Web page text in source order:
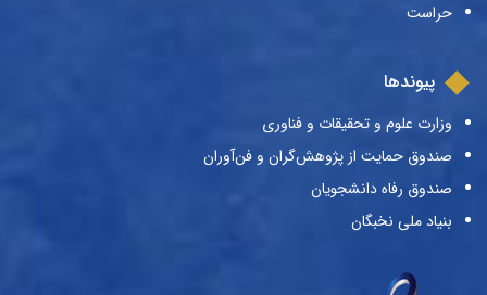
حراست
پیوندها
وزارت علوم و تحقیقات و فناوری
صندوق حمایت از پژوهش‌گران و فن‌آوران
صندوق رفاه دانشجویان
بنیاد ملی نخبگان